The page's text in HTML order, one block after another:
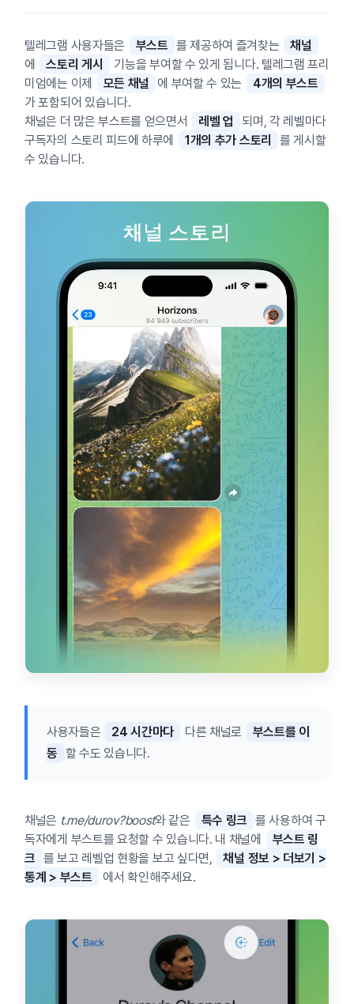
텔레그램 사용자들은 부스트 를 제공하여 즐겨찾는
채널
에
스토리 게시
기능을 부여할 수 있게 됩니다. 텔레그램 프리
미엄에는 이제
모든 채널 에 부여할 수 있는
4개의 부스트
가 포함되어 있습니다.
채널은 더 많은 부스트를 얻으면서
레벨 업
되며, 각 레벨마다
구독자의 스토리 피드에 하루에
1개의 추가 스토리
를 게시할
수 있습니다.
사용자들은 24 시간마다 다른 채널로
부스트를 이
동 할 수도 있습니다.
채널은 t.me/durov?boost와 같은 특수 링크 를 사용하여 구
독자에게 부스트를 요청할 수 있습니다. 내 채널에
부스트 링
크 를 보고 레벨업 현황을 보고 싶다면,
채널 정보 > 더보기 >
통계 > 부스트
에서 확인해주세요.